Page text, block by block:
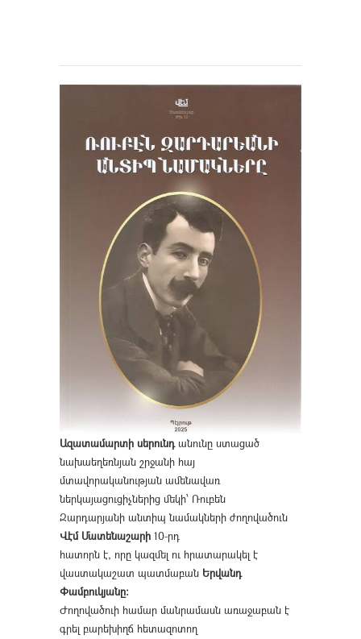
Ազատամարտի սերունդանունը ստացած
նախաեղեռնյան շրջանի հայ
մտավորականության ամենավառ
ներկայացուցիչներից մեկի՝ Ռուբեն
Զարդարյանի անտիպ նամակների ժողովածուն
Վէմ Մատենաշարի 10-րդ
հատորն է, որը կազմել ու հրատարակել է
վաստակաշատ պատմաբան Երվանդ
Փամբուկյանը։
Ժողովածուի համար մանրամասն առաջաբան է
գրել բարեխիղճ հետազոտող